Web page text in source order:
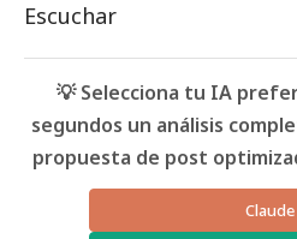
Escuchar
💡 Selecciona tu IA
segundos un análisis
propuesta de post
Claude